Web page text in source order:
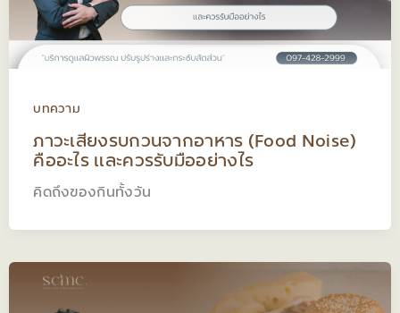
บทความ
ภาวะเสียงรบกวนจากอาหาร (Food Noise)
คืออะไร และควรรับมืออย่างไร
คิดถึงของกินทั้งวัน